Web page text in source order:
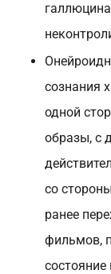
сознания
одной
образы, с
со
ранее
фильмов,